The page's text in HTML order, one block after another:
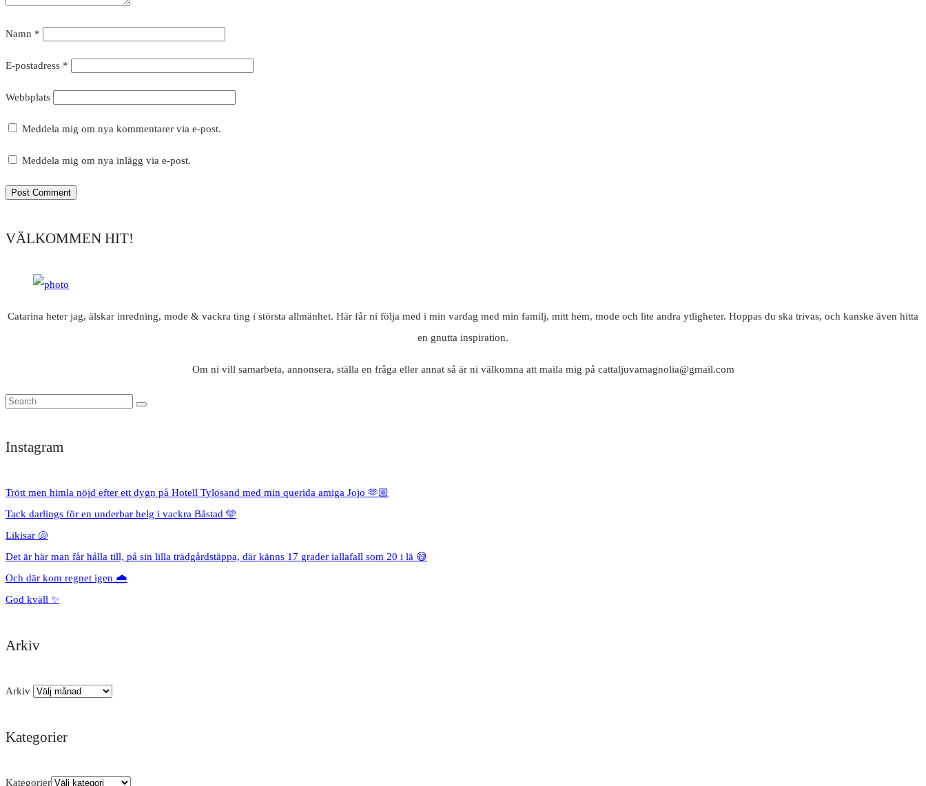
Namn *
E-postadress *
Webbplats
Meddela mig om nya kommentarer via e-post.
Meddela mig om nya inlägg via e-post.
VÄLKOMMEN HIT!
Catarina heter jag, älskar inredning, mode & vackra ting i största allmänhet. Här får ni följa med i min vardag med min familj, mitt hem, mode och lite andra ytligheter. Hoppas du ska trivas, och kanske även hitta
en gnutta inspiration.
Om ni vill samarbeta, annonsera, ställa en fråga eller annat så är ni välkomna att maila mig på cattaljuvamagnolia@gmail.com
Instagram
Trött men himla nöjd efter ett dygn på Hotell Tylösand med min querida amiga Jojo 🫶🏼
Tack darlings för en underbar helg i vackra Båstad 🩵
Likisar 🐚
Det är här man får hålla till, på sin lilla trädgårdstäppa, där känns 17 grader iallafall som 20 i lä 😅
Och där kom regnet igen 🌧️
God kväll ✨
Arkiv
Arkiv
Kategorier
Kategorier